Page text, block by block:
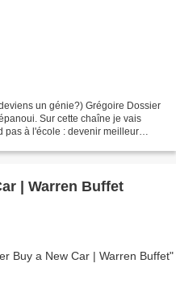
un génie?) Grégoire Dossier
Sur cette chaîne je vais
pas à l'école : devenir meilleur
| Warren Buffet